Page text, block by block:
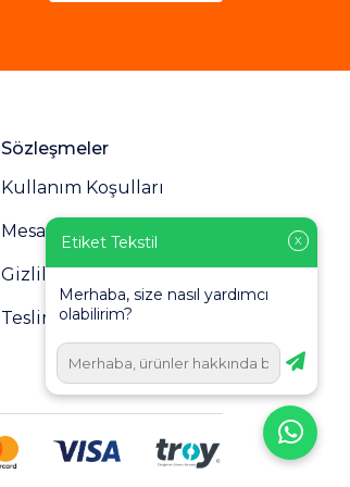
Sözleşmeler
Kullanım Koşulları
Mesafeli Satış Sözleşmesi
Gizlilik Politikası
Teslimat ve İade
X
Etiket Tekstil
Merhaba, size nasıl yardımcı
olabilirim?